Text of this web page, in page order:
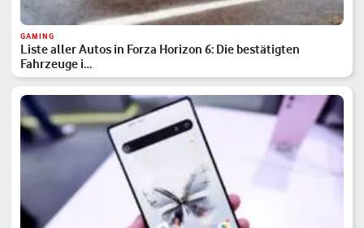
GAMING
Liste aller Autos in Forza Horizon 6: Die bestätigten
Fahrzeuge i…